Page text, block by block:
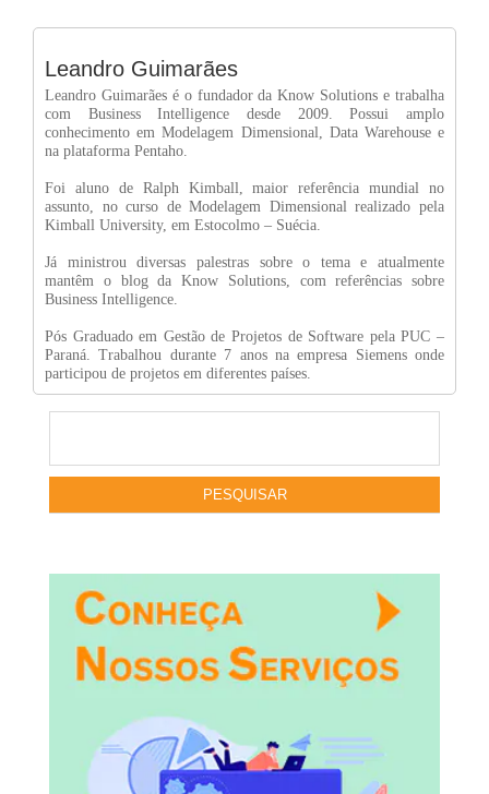
Leandro Guimarães
Leandro Guimarães é o fundador da Know Solutions e trabalha
com Business Intelligence desde 2009. Possui amplo
conhecimento em Modelagem Dimensional, Data Warehouse e
na plataforma Pentaho.
Foi aluno de Ralph Kimball, maior referência mundial no
assunto, no curso de Modelagem Dimensional realizado pela
Kimball University, em Estocolmo – Suécia.
Já ministrou diversas palestras sobre o tema e atualmente
mantêm o blog da Know Solutions, com referências sobre
Business Intelligence.
Pós Graduado em Gestão de Projetos de Software pela PUC –
Paraná. Trabalhou durante 7 anos na empresa Siemens onde
participou de projetos em diferentes países.